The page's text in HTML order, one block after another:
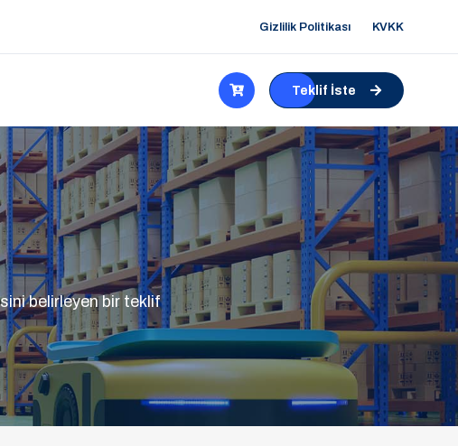
Gizlilik Politikası KVKK
Teklif İste
belirleyen bir teklif